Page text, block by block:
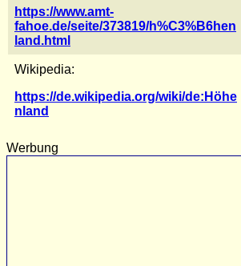
https://www.amt-
fahoe.de/seite/373819/h%C3%B6hen
land.html
Wikipedia:
https://de.wikipedia.org/wiki/de:Höhe
nland
Werbung